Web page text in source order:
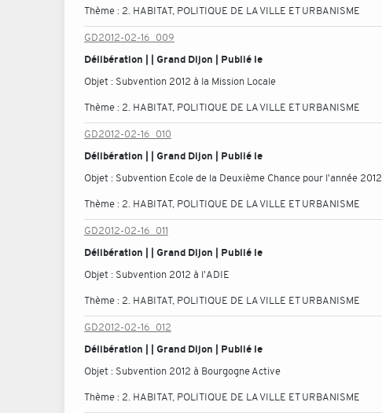
Thème : 2. HABITAT, POLITIQUE DE LA VILLE ET URBANISME
GD2012-02-16_009
Délibération | | Grand Dijon | Publié le
Objet : Subvention 2012 à la Mission Locale
Thème : 2. HABITAT, POLITIQUE DE LA VILLE ET URBANISME
GD2012-02-16_010
Délibération | | Grand Dijon | Publié le
Objet : Subvention Ecole de la Deuxième Chance pour l'année 2012
Thème : 2. HABITAT, POLITIQUE DE LA VILLE ET URBANISME
GD2012-02-16_011
Délibération | | Grand Dijon | Publié le
Objet : Subvention 2012 à l'ADIE
Thème : 2. HABITAT, POLITIQUE DE LA VILLE ET URBANISME
GD2012-02-16_012
Délibération | | Grand Dijon | Publié le
Objet : Subvention 2012 à Bourgogne Active
Thème : 2. HABITAT, POLITIQUE DE LA VILLE ET URBANISME